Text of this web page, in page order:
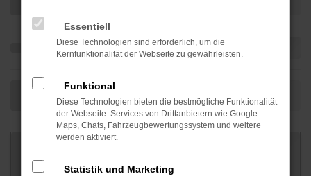
Essentiell
Diese Technologien sind erforderlich, um die
Kernfunktionalität der Webseite zu gewährleisten.
Funktional
Diese Technologien bieten die bestmögliche Funktionalität
der Webseite. Services von Drittanbietern wie Google
Maps, Chats, Fahrzeugbewertungssystem und weitere
werden aktiviert.
Statistik und Marketing